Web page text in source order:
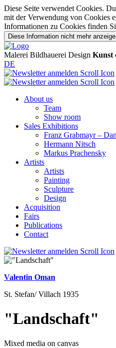
Diese Seite verwendet Cookies.
mit der Verwendung von Cookies
Informationen zu Cookies finden
Diese Information nicht mehr
Malerei Bildhauerei Design Kunst
DE
About us
Team
Show room
Sales Exhibitions
Franz Grabmayr –
Hermann Nitsch
Markus Prachensky
Artists
Artists
Painting
Sculpture
Design
Acquisition
Fairs
Publications
Contact
Valentin Oman
St. Stefan/ Villach 1935
"Landschaft"
Mixed media on canvas